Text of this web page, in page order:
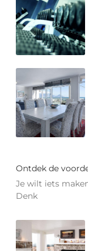
Ontdek de
Je wilt iets
Denk